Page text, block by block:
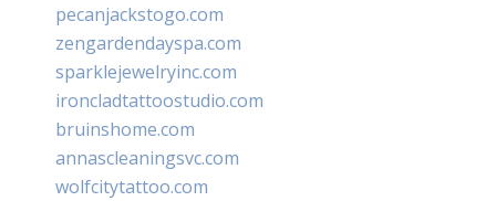
pecanjackstogo.com
zengardendayspa.com
sparklejewelryinc.com
ironcladtattoostudio.com
bruinshome.com
annascleaningsvc.com
wolfcitytattoo.com